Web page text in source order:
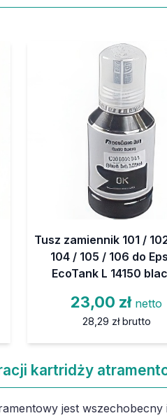
Tusz zamiennik 101 /
104 / 105 / 106 do
EcoTank L 14150
23,00 zł netto
28,29 zł brutto
kartridży
jest